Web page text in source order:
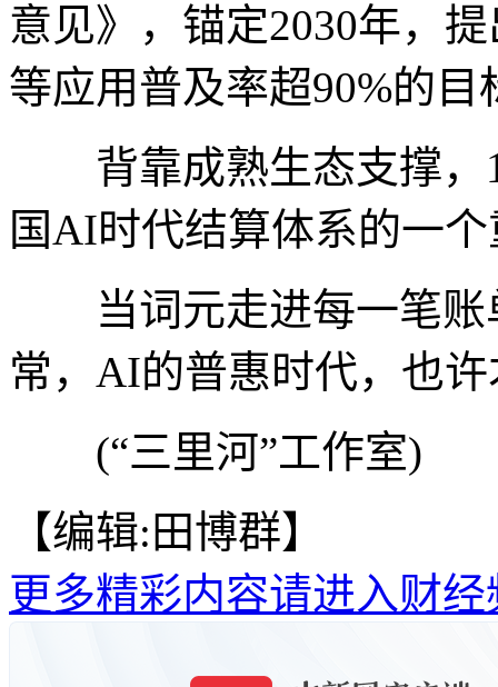
意见》，锚定2030年，
等应用普及率超90%的目
背靠成熟生态支撑，
国AI时代结算体系的一
当词元走进每一笔账
常，AI的普惠时代，也
(“三里河”工作室)
【编辑:田博群】
更多精彩内容请进入财经